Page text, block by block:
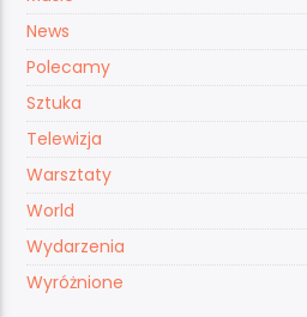
News
Polecamy
Sztuka
Telewizja
Warsztaty
World
Wydarzenia
Wyróżnione